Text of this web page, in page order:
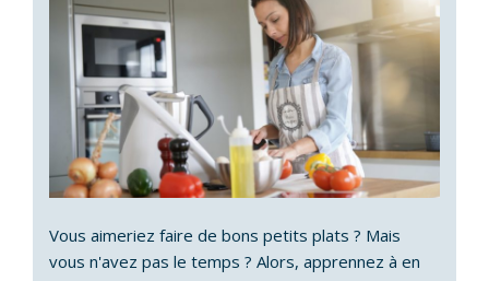
Vous aimeriez faire de bons petits plats ? Mais
vous n'avez pas le temps ? Alors, apprennez à en